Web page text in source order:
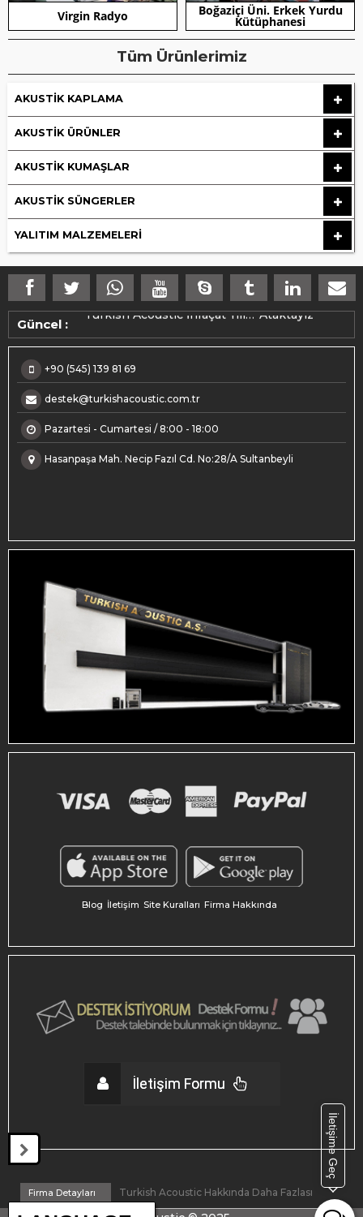
Virgin Radyo Boğaziçi Üni. Erkek Yurdu
Kütüphanesi
Tüm Ürünlerimiz
AKUSTIK KAPLAMA
AKUSTIK ÜRÜNLER
AKUSTIK KUMAŞLAR
AKUSTIK SÜNGERLER
YALITIM MALZEMELERI
İletişime Geç
Güncel :
Makedonya ihracatımız üretime alındı.
Turkish Acoustic İhraçat Yılı…”Ataktayız”
+90 (545) 139 81 69
destek@turkishacoustic.com.tr
Pazartesi - Cumartesi / 8:00 - 18:00
Hasanpaşa Mah. Necip Fazıl Cd. No:28/A Sultanbeyli
Blog İletişim Site Kuralları Firma Hakkında
İletişim Formu
Firma Detayları Turkish Acoustic Hakkında Daha Fazlası